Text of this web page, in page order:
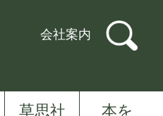
会社案内
草思社
本を